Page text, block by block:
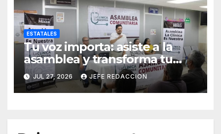
ESTATALES
Tu voz importa: asiste a la
asamblea y transforma tu
clínica del IMSS-Bienestar
JUL 27, 2026 JEFE REDACCION